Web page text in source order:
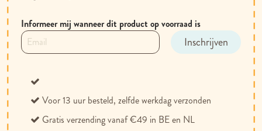
Informeer mij wanneer dit product op voorraad is
Inschrijven
aan
te
Voor 13 uur besteld, zelfde werkdag verzonden
Gratis verzending vanaf €49 in BE en NL